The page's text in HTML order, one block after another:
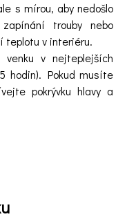
s mírou, aby nedošlo
trouby nebo
teplotu v interiéru.
venku v nejteplejších
hodin). Pokud musíte
pokrývku hlavy a